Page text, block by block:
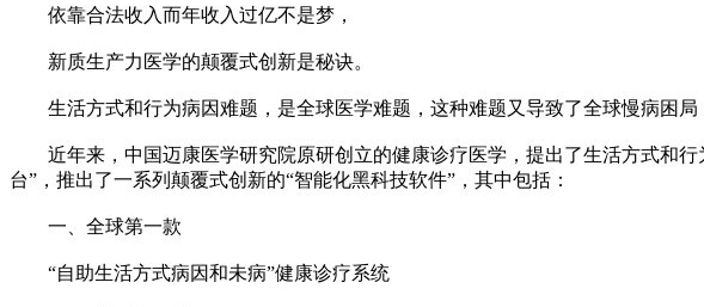
依靠合法收入而年收入过亿不是梦，
新质生产力医学的颠覆式创新是秘诀。
生活方式和行为病因难题，是全球医学难题，这种难题又导致了全球慢病困局
近年来，中国迈康医学研究院原研创立的健康诊疗医学，提出了生活方式和行
台”，推出了一系列颠覆式创新的“智能化黑科技软件”，其中包括：
一、全球第一款
“自助生活方式病因和未病”健康诊疗系统